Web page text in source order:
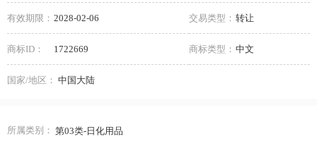
有效期限： 2028-02-06 交易类型： 转让
商标ID： 1722669 商标类型： 中文
国家/地区： 中国大陆
所属类别： 第03类-日化用品